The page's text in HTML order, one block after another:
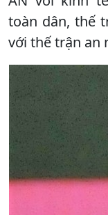
toàn dân, thế
với thế trận an